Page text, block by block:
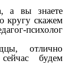
а вы знаете
кругу скажем
психолог
отлично
будем